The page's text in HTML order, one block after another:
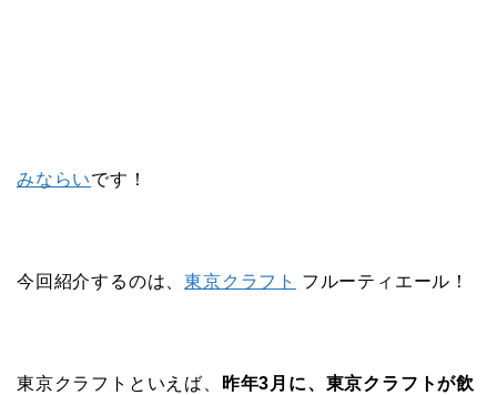
みならいです！
今回紹介するのは、東京クラフト フルーティエール！
東京クラフトといえば、
昨年3月に、東京クラフトが飲